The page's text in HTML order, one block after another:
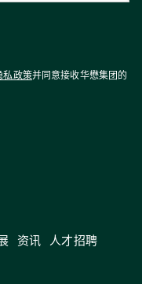
私政策并同意接收华懋集团的
资讯 人才招聘